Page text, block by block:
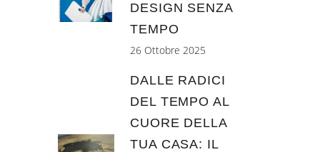
DESIGN SENZA
TEMPO
26 Ottobre 2025
DALLE RADICI
DEL TEMPO AL
CUORE DELLA
TUA CASA: IL